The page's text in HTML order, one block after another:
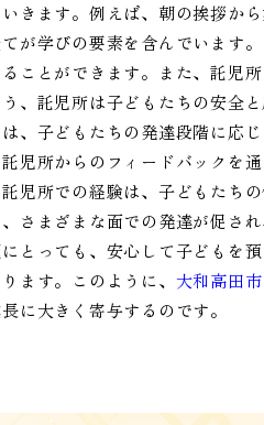
きます。例えば、朝の挨拶か
が学びの要素を含んでいます
ことができます。また、託児
、託児所は子どもたちの安全
、子どもたちの発達段階に応
児所からのフィードバックを
児所での経験は、子どもたち
さまざまな面での発達が促さ
とっても、安心して子どもを
ます。このように、 大和高田
に大きく寄与するのです。